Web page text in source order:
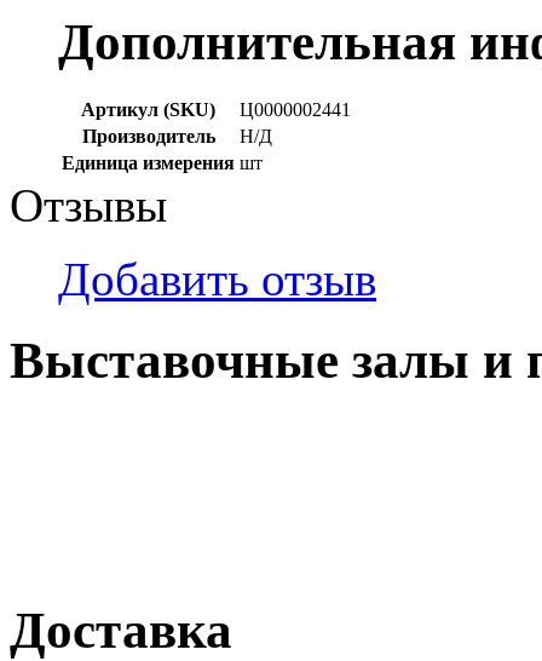
Дополнительная
Артикул (SKU)
Ц0000002441
Производитель
Н/Д
Единица измерения шт
Отзывы
Добавить отзыв
Выставочные залы и
Доставка